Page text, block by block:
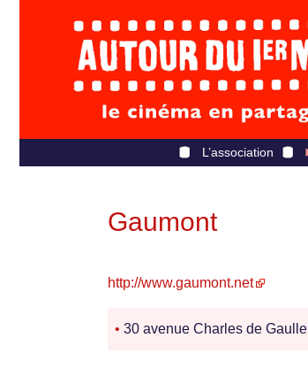
L’association
Gaumont
http://www.gaumont.net
• 30 avenue Charles de Gaulle